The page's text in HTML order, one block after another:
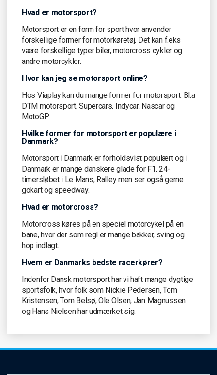
Hvad er motorsport?
Motorsport er en form for sport hvor anvender
forskellige former for motorkøretøj. Det kan f.eks
være forskellige typer biler, motorcross cykler og
andre motorcykler.
Hvor kan jeg se motorsport online?
Hos Viaplay kan du mange former for motorsport. Bl.a
DTM motorsport, Supercars, Indycar, Nascar og
MotoGP.
Hvilke former for motorsport er populære i
Danmark?
Motorsport i Danmark er forholdsvist populært og i
Danmark er mange danskere glade for F1, 24-
timersløbet i Le Mans, Ralley men ser også gerne
gokart og speedway.
Hvad er motorcross?
Motorcross køres på en speciel motorcykel på en
bane, hvor der som regl er mange bakker, sving og
hop indlagt.
Hvem er Danmarks bedste racerkører?
Indenfor Dansk motorsport har vi haft mange dygtige
sportsfolk, hvor folk som Nickie Pedersen, Tom
Kristensen, Tom Belsø, Ole Olsen, Jan Magnussen
og Hans Nielsen har udmærket sig.